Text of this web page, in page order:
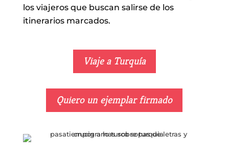
los viajeros que buscan salirse de los
itinerarios marcados.
Viaje a Turquía
Quiero un ejemplar firmado